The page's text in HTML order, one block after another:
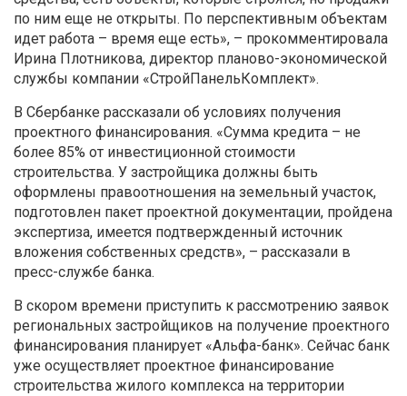
по ним еще не открыты. По перспективным объектам
идет работа – время еще есть», – прокомментировала
Ирина Плотникова, директор планово-экономической
службы компании «СтройПанельКомплект».
В Сбербанке рассказали об условиях получения
проектного финансирования. «Сумма кредита – не
более 85% от инвестиционной стоимости
строительства. У застройщика должны быть
оформлены правоотношения на земельный участок,
подготовлен пакет проектной документации, пройдена
экспертиза, имеется подтвержденный источник
вложения собственных средств», – рассказали в
пресс-службе банка.
В скором времени приступить к рассмотрению заявок
региональных застройщиков на получение проектного
финансирования планирует «Альфа-банк». Сейчас банк
уже осуществляет проектное финансирование
строительства жилого комплекса на территории